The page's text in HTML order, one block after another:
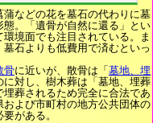
などの花を墓石の代わりに墓
。「遺骨が自然に還る」とい
境面でも注目されている。ま
石よりも低費用で済むといっ
骨に近いが、散骨は「 墓地、埋
に対し、樹木葬は「墓地、埋葬
葬されるため完全に合法であ
よび市町村の地方公共団体の
がある。